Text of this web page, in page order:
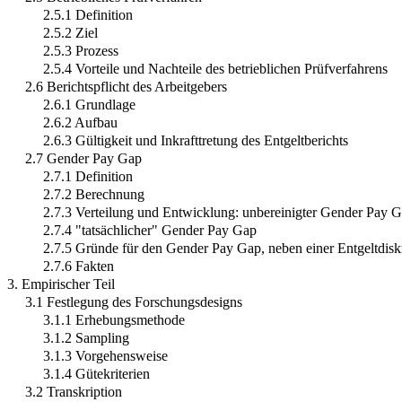
2.5.1 Definition
2.5.2 Ziel
2.5.3 Prozess
2.5.4 Vorteile und Nachteile des betrieblichen Prüfverfahrens
2.6 Berichtspflicht des Arbeitgebers
2.6.1 Grundlage
2.6.2 Aufbau
2.6.3 Gültigkeit und Inkrafttretung des Entgeltberichts
2.7 Gender Pay Gap
2.7.1 Definition
2.7.2 Berechnung
2.7.3 Verteilung und Entwicklung: unbereinigter Gender Pay
2.7.4 "tatsächlicher" Gender Pay Gap
2.7.5 Gründe für den Gender Pay Gap, neben einer
2.7.6 Fakten
3. Empirischer Teil
3.1 Festlegung des Forschungsdesigns
3.1.1 Erhebungsmethode
3.1.2 Sampling
3.1.3 Vorgehensweise
3.1.4 Gütekriterien
3.2 Transkription